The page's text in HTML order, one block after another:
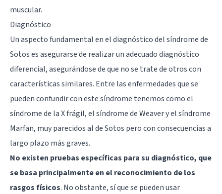
muscular.
Diagnóstico
Un aspecto fundamental en el diagnóstico del síndrome de
Sotos es asegurarse de realizar un adecuado diagnóstico
diferencial, asegurándose de que no se trate de otros con
características similares. Entre las enfermedades que se
pueden confundir con este síndrome tenemos como el
síndrome de la X frágil, el síndrome de Weaver y el síndrome
Marfan, muy parecidos al de Sotos pero con consecuencias a
largo plazo más graves.
No existen pruebas específicas para su diagnóstico, que
se basa principalmente en el reconocimiento de los
rasgos físicos. No obstante, sí que se pueden usar